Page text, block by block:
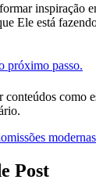
inspiração
Ele está
próximo passo.
conteúdos como
missões modernas
Post